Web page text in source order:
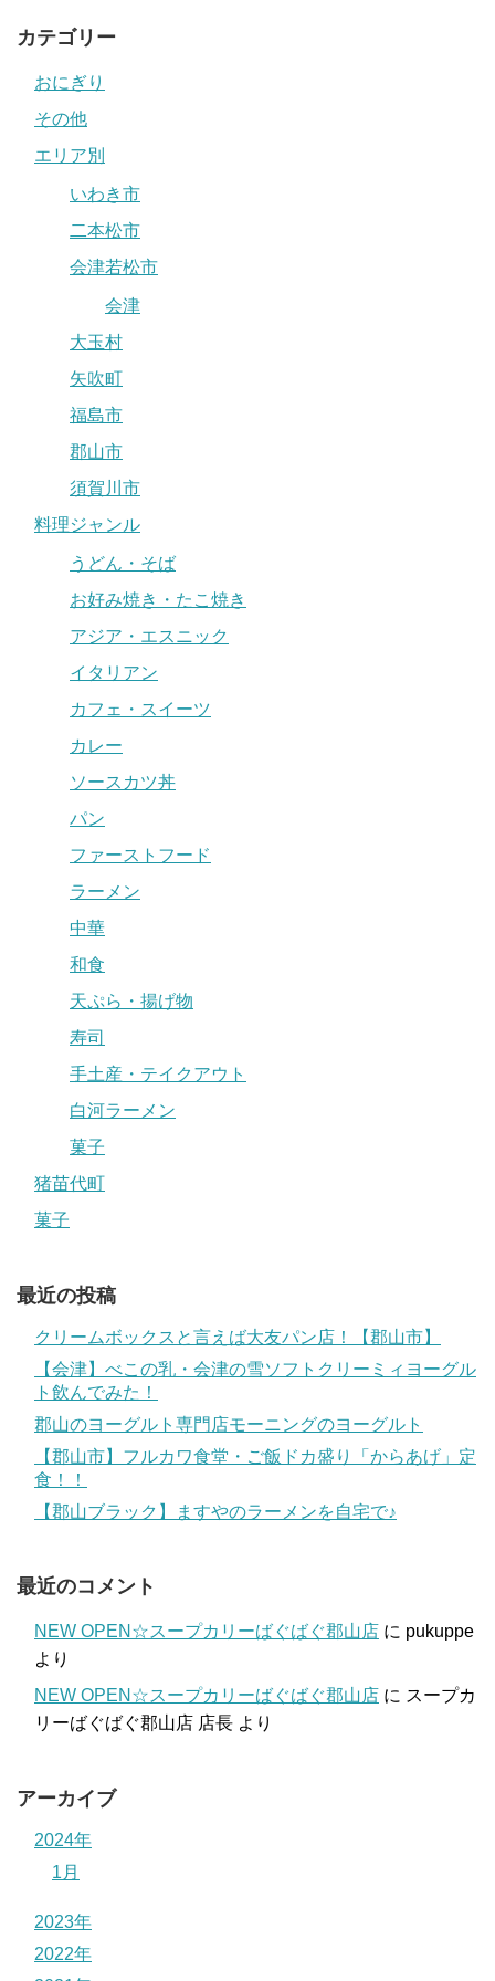
カテゴリー
おにぎり
その他
エリア別
いわき市
二本松市
会津若松市
会津
大玉村
矢吹町
福島市
郡山市
須賀川市
料理ジャンル
うどん・そば
お好み焼き・たこ焼き
アジア・エスニック
イタリアン
カフェ・スイーツ
カレー
ソースカツ丼
パン
ファーストフード
ラーメン
中華
和食
天ぷら・揚げ物
寿司
手土産・テイクアウト
白河ラーメン
菓子
猪苗代町
菓子
最近の投稿
クリームボックスと言えば大友パン店！【郡山市】
【会津】べこの乳・会津の雪ソフトクリーミィヨーグル
ト飲んでみた！
郡山のヨーグルト専門店モーニングのヨーグルト
【郡山市】フルカワ食堂・ご飯ドカ盛り「からあげ」定
食！！
【郡山ブラック】ますやのラーメンを自宅で♪
最近のコメント
NEW OPEN☆スープカリーばぐばぐ郡山店 に pukuppe
より
NEW OPEN☆スープカリーばぐばぐ郡山店 に スープカ
リーばぐばぐ郡山店 店長 より
アーカイブ
2024年
1月
2023年
2022年